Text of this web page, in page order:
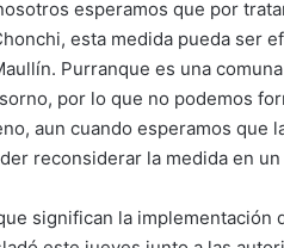
esperamos que por
esta medida pueda ser
Purranque es una
por lo que no podemos
aun cuando esperamos que
reconsiderar la medida en un
significan la implementación